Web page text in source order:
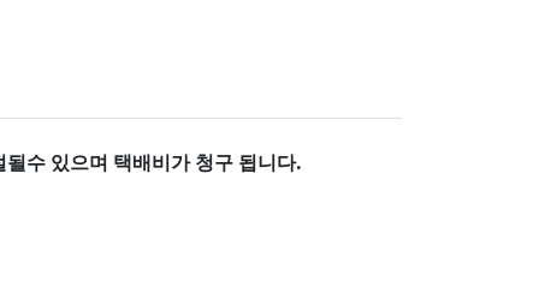
수 있으며 택배비가 청구 됩니다.